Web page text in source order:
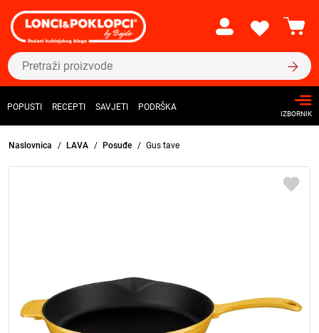
POPUSTI RECEPTI SAVJETI PODRŠKA
IZBORNIK
Naslovnica LAVA Posuđe Gus tave